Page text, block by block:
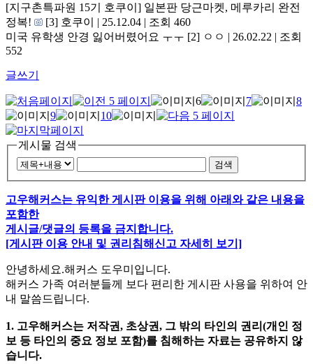
[지구촌특파원 15기 호쿠이] 일본판 당근마켓, 메루카리 완전
정복!
[3] 호쿠이 | 25.12.04 | 조회 460
미국 유학생 안경 잃어버렸어요 ㅜㅜ [2] ㅇㅇ | 26.02.22 | 조회
552
글쓰기
6 7
8
9
10
게시물 검색
검색
고우해커스는 유익한 게시판 이용을 위해 아래와 같은 내용을
포함한
게시글/댓글의 등록을 금지합니다.
[게시판 이용 안내 및 권리침해신고 자세히 보기]
안녕하세요.해커스 도우미입니다.
해커스 가족 여러분들께 보다 편리한 게시판 사용을 위하여 안
내 말씀드립니다.
1. 고우해커스는 저작권, 초상권, 그 밖의 타인의 권리(개인 정
보 등 타인의 중요 정보 포함)를 침해하는 자료는 공유하지 않
습니다.